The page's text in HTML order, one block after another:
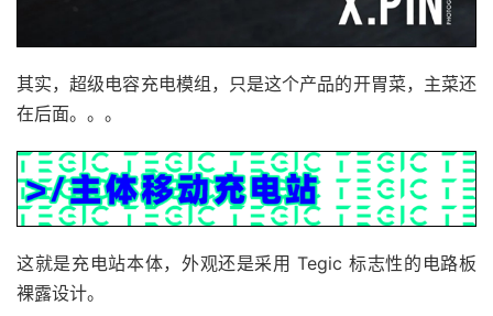
其实，超级电容充电模组，只是这个产品的开胃菜，主菜还
在后面。。。
这就是充电站本体，外观还是采用 Tegic 标志性的电路板
裸露设计。